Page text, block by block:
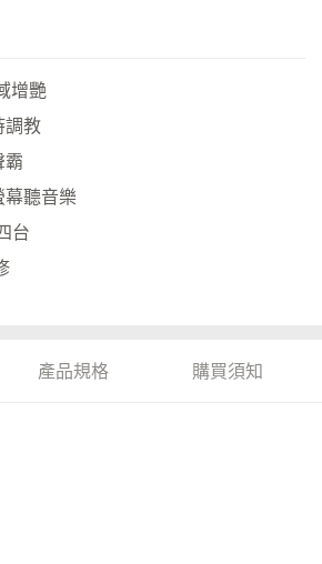
增艷
調教
霸
幕聽音樂
台
產品規格 購買須知